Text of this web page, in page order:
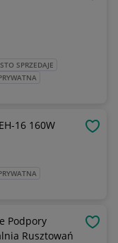
SPRZEDAJE
16 160W
Podpory
Rusztowań